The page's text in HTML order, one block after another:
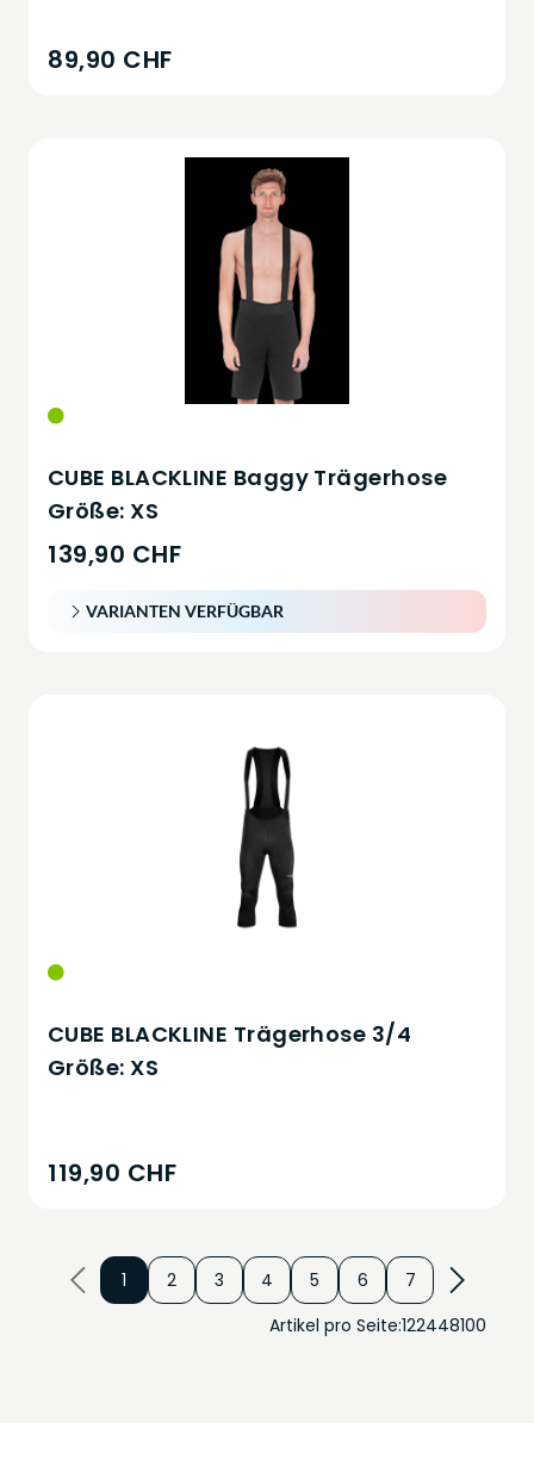
89,90 CHF
CUBE BLACKLINE Baggy Trägerhose
Größe: XS
139,90 CHF
VARIANTEN VERFÜGBAR
CUBE BLACKLINE Trägerhose 3/4
Größe: XS
119,90 CHF
1 2 3 4 5 6
7
Artikel pro Seite:122448100